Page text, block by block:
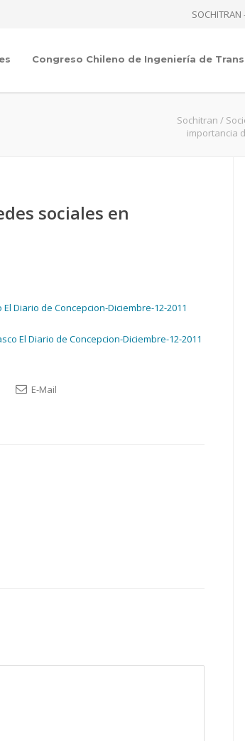
Congreso Chileno de Ingeniería de
Sochitran /
importancia
sociales en
Diario de Concepcion-Diciembre-12-2011
El Diario de Concepcion-Diciembre-12-2011
E-Mail